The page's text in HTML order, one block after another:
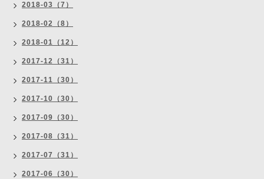
2018-03（7）
2018-02（8）
2018-01（12）
2017-12（31）
2017-11（30）
2017-10（30）
2017-09（30）
2017-08（31）
2017-07（31）
2017-06（30）